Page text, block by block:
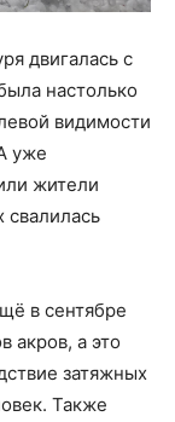
двигалась с
настолько
видимости
уже
жители
свалилась
в сентябре
акров, а это
затяжных
Также